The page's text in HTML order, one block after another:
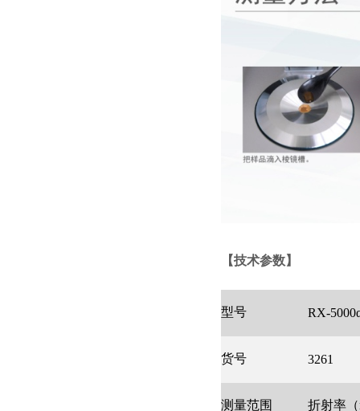
【技术参数】
型号 RX-
货号 3261
测量范围 折射率（